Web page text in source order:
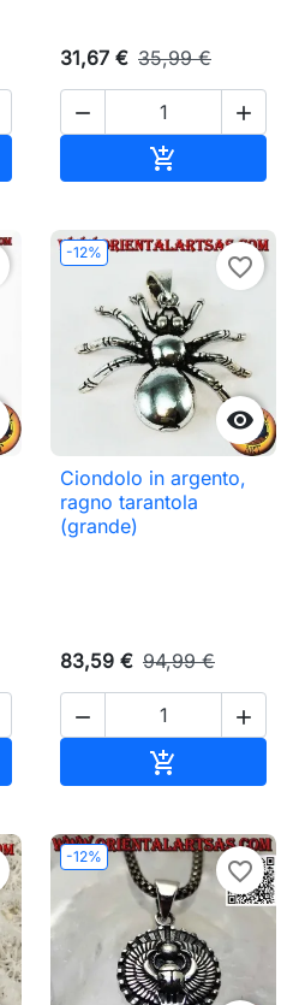
31,67 € 35,99 €
 

-12%

favorite_border
Ciondolo in argento,
ragno tarantola
(grande)
83,59 € 94,99 €
 

-12%
favorite_border